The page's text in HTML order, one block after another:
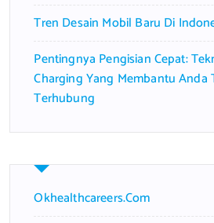
Tren Desain Mobil Baru Di
Pentingnya Pengisian Cepat:
Charging Yang Membantu Anda
Terhubung
Okhealthcareers.com